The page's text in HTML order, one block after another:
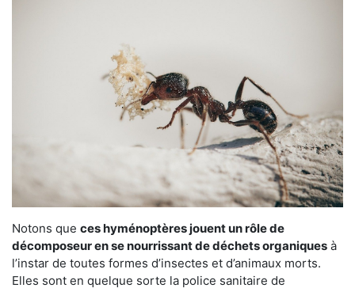
Notons que ces hyménoptères jouent un rôle de
décomposeur en se nourrissant de déchets organiques à
l’instar de toutes formes d’insectes et d’animaux morts.
Elles sont en quelque sorte la police sanitaire de